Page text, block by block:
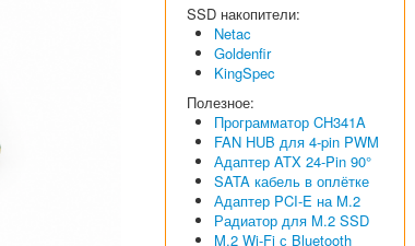
SSD накопители:
Netac
Goldenfir
KingSpec
Полезное:
Программатор CH341A
FAN HUB для 4-pin PWM
Адаптер ATX 24-Pin 90°
SATA кабель в оплётке
Адаптер PCI-E на M.2
Радиатор для M.2 SSD
M.2 Wi-Fi с Bluetooth